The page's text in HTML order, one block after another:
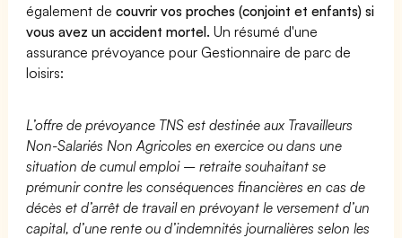
également decouvrir vos proches (conjoint et enfants) si
vous avez un accident mortel. Un résumé d'une
assurance prévoyance pour Gestionnaire de parc de
loisirs:
L’offre de prévoyance TNS est destinée aux Travailleurs
Non-Salariés Non Agricoles en exercice ou dans une
situation de cumul emploi – retraite souhaitant se
prémunir contre les conséquences financières en cas de
décès et d’arrêt de travail en prévoyant le versement d’un
capital, d’une rente ou d’indemnités journalières selon les